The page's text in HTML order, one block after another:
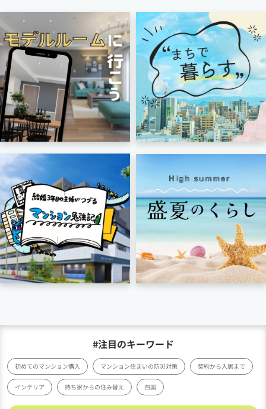
#注目のキーワード
初めてのマンション購入 マンション住まいの防災対策 契約から入居まで
インテリア 持ち家からの住み替え 四国